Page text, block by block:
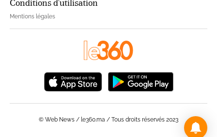
Conditions d'utilisation
Mentions légales
© Web News / le360.ma / Tous droits réservés 2023